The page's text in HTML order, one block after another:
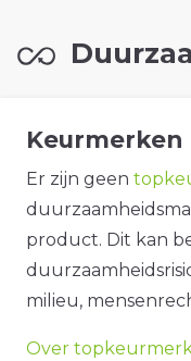
Keurmerken
Er zijn geen
product. Dit kan
milieu,
Over